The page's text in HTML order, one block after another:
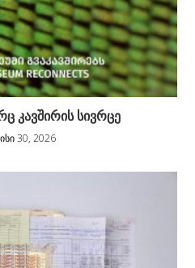
კავშირის სივრცე
30, 2026